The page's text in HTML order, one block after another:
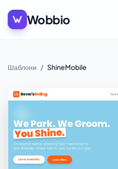
Wobbio
Шаблони / ShineMobile